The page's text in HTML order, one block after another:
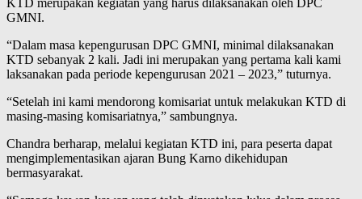
GMNI.
“Dalam masa kepengurusan DPC GMNI, minimal dilaksanakan
KTD sebanyak 2 kali. Jadi ini merupakan yang pertama kali kami
laksanakan pada periode kepengurusan 2021 – 2023,” tuturnya.
“Setelah ini kami mendorong komisariat untuk melakukan KTD di
masing-masing komisariatnya,” sambungnya.
Chandra berharap, melalui kegiatan KTD ini, para peserta dapat
mengimplementasikan ajaran Bung Karno dikehidupan
bermasyarakat.